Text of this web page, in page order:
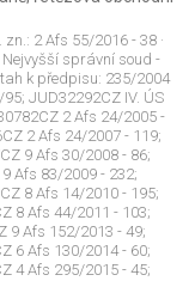
zn.: 2 Afs 55/2016 - 38 ·
Nejvyšší správní soud -
k předpisu: 235/2004
JUD32292CZ IV. ÚS
2 Afs 24/2005 -
2 Afs 24/2007 - 119;
9 Afs 30/2008 - 86;
Afs 83/2009 - 232;
8 Afs 14/2010 - 195;
8 Afs 44/2011 - 103;
9 Afs 152/2013 - 49;
6 Afs 130/2014 - 60;
4 Afs 295/2015 - 45;